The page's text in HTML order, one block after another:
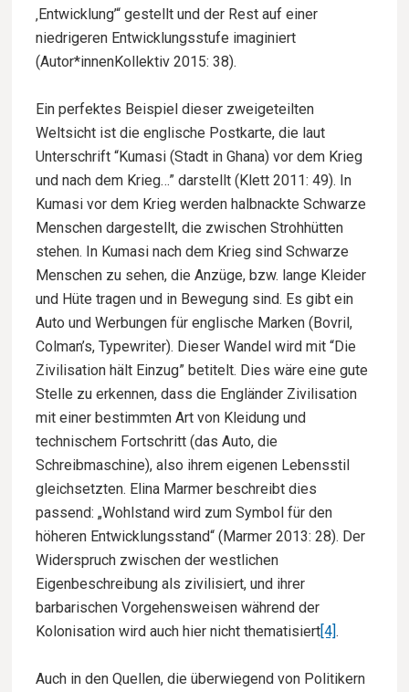
‚Entwicklung’“ gestellt und der Rest auf einer
niedrigeren Entwicklungsstufe imaginiert
(Autor*innenKollektiv 2015: 38).
Ein perfektes Beispiel dieser zweigeteilten
Weltsicht ist die englische Postkarte, die laut
Unterschrift “Kumasi (Stadt in Ghana) vor dem Krieg
und nach dem Krieg…” darstellt (Klett 2011: 49). In
Kumasi vor dem Krieg werden halbnackte Schwarze
Menschen dargestellt, die zwischen Strohhütten
stehen. In Kumasi nach dem Krieg sind Schwarze
Menschen zu sehen, die Anzüge, bzw. lange Kleider
und Hüte tragen und in Bewegung sind. Es gibt ein
Auto und Werbungen für englische Marken (Bovril,
Colman’s, Typewriter). Dieser Wandel wird mit “Die
Zivilisation hält Einzug” betitelt. Dies wäre eine gute
Stelle zu erkennen, dass die Engländer Zivilisation
mit einer bestimmten Art von Kleidung und
technischem Fortschritt (das Auto, die
Schreibmaschine), also ihrem eigenen Lebensstil
gleichsetzten. Elina Marmer beschreibt dies
passend: „Wohlstand wird zum Symbol für den
höheren Entwicklungsstand“ (Marmer 2013: 28). Der
Widerspruch zwischen der westlichen
Eigenbeschreibung als zivilisiert, und ihrer
barbarischen Vorgehensweisen während der
Kolonisation wird auch hier nicht thematisiert[4].
Auch in den Quellen, die überwiegend von Politikern